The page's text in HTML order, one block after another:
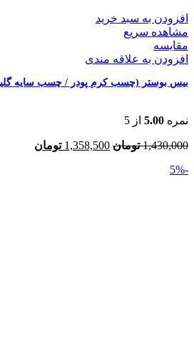
افزودن به سبد خرید
مشاهده سریع
مقایسه
افزودن به علاقه مندی
بیس بوستر (چسب کرم پودر / چسب سایه
نمره 5.00 از 5
1,430,000 تومان قیمت
1,358,500 تومان
-5%